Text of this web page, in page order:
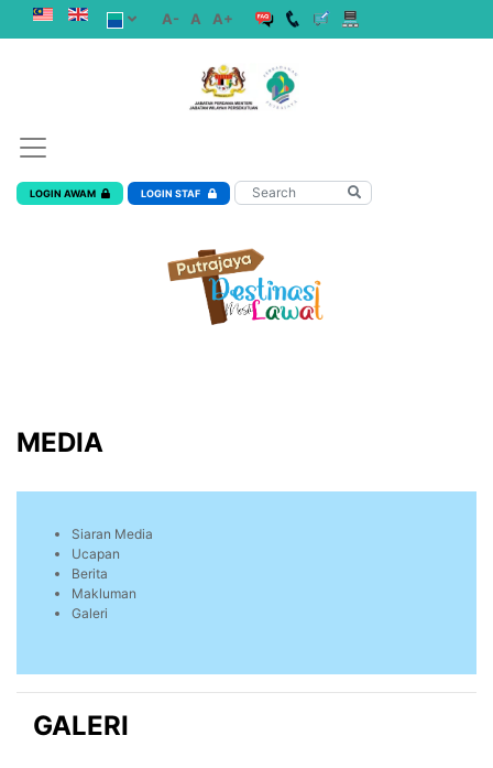
A- A A+
LOGIN AWAM LOGIN STAF
MEDIA
Siaran Media
Ucapan
Berita
Makluman
Galeri
GALERI